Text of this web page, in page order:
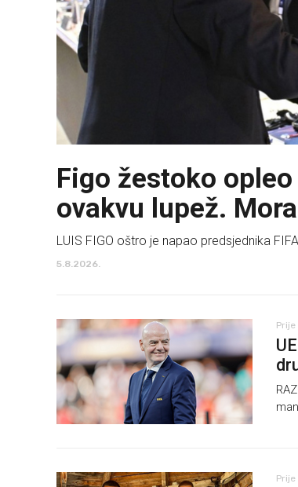
Figo žestoko
ovakvu lupež.
LUIS FIGO oštro je napao predsjednika
5.8.2026.